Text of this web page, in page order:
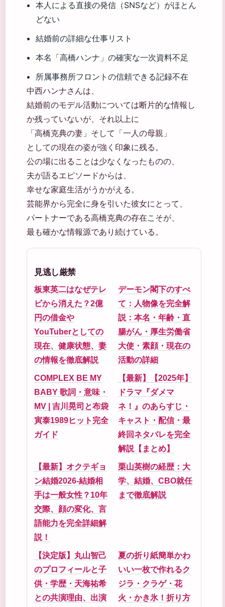
本人による直接の発信（SNSなど）がほとん
どない
結婚前の詳細な仕事リスト
本名「高橋ハンナ」の確実な一次資料不足
所属事務所フロントの信頼できる記録不在
中西ハンナさんは、
結婚前のモデル活動については断片的な情報し
か残っていないが、それ以上に
「高橋克典の妻」そして「一人の母親」
としての現在の姿が強く印象に残る。
公の場に出ることは少なくなったものの、
夫が語るエピソードからは、
幸せな家庭生活がうかがえる。
芸能界から完全に身を引いた彼女にとって、
パートナーである高橋克典の存在こそが、
最も確かな情報源であり続けている。
見逃し厳禁
板東英二はなぜテレ
ビから消えた？2億
円の借金や
YouTuberとしての
現在、健康状態、妻
の情報を徹底解説
デーモン閣下のすべ
て：人物像を完全解
説：本名・年齢・直
腸がん・厚生労働省
大使・素顔・現在の
活動の詳細
COMPLEX BE MY
BABY 歌詞・意味・
MV | 吉川晃司と布袋
寅泰1989ヒット完全
ガイド
【最新】【2025年】
ドラマ『ダメマ
ネ！』のあらすじ・
キャスト・配信・最
終回ネタバレを完全
解説【まとめ】
【最新】オクテギョ
ン結婚2026-結婚相
手は一般女性？10年
交際、顔の変化、言
語能力を完全詳細解
説！
栗山英樹の経歴：大
学、結婚、CBO就任
まで徹底解説
【決定版】丸山智己
のプロフィールと子
供・学歴・天海祐希
との共演理由、出演
夏の折り紙簡単かわ
いい一枚で作れるク
ジラ・クラゲ・花
火・かき氷！折り方